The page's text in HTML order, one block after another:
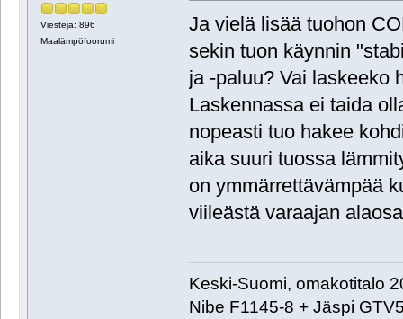
Viestejä: 896
Maalämpöfoorumi
Ja vielä lisää tuohon
sekin tuon käynnin
ja -paluu? Vai laskeeko
Laskennassa ei taida
nopeasti tuo hakee
aika suuri tuossa
on ymmärrettävämpää
viileästä varaajan
Keski-Suomi, omakotitalo
Nibe F1145-8 + Jäspi